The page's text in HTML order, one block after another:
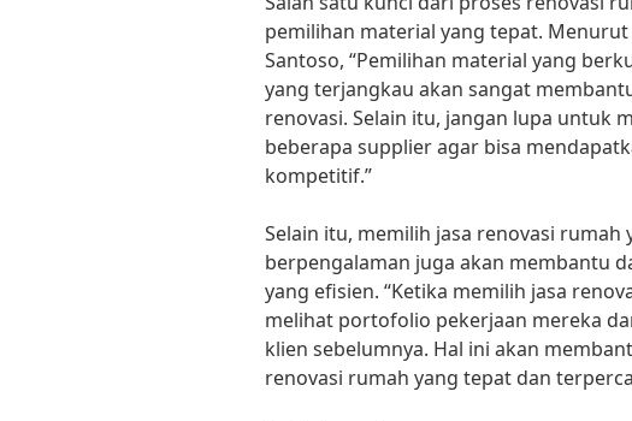
pemilihan material yang tepat.
Santoso, “Pemilihan material yang
yang terjangkau akan sangat
renovasi. Selain itu, jangan lupa untuk
beberapa supplier agar bisa
kompetitif.”
Selain itu, memilih jasa renovasi rumah
berpengalaman juga akan membantu
yang efisien. “Ketika memilih jasa
melihat portofolio pekerjaan mereka
klien sebelumnya. Hal ini akan
renovasi rumah yang tepat dan